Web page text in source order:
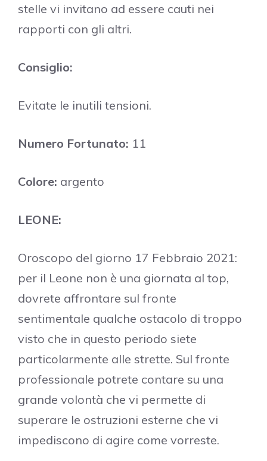
stelle vi invitano ad essere cauti nei
rapporti con gli altri.
Consiglio:
Evitate le inutili tensioni.
Numero Fortunato: 11
Colore: argento
LEONE:
Oroscopo del giorno 17 Febbraio 2021:
per il Leone non è una giornata al top,
dovrete affrontare sul fronte
sentimentale qualche ostacolo di troppo
visto che in questo periodo siete
particolarmente alle strette. Sul fronte
professionale potrete contare su una
grande volontà che vi permette di
superare le ostruzioni esterne che vi
impediscono di agire come vorreste.